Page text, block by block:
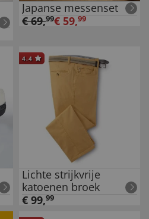
Japanse messenset
€69,99€ 59,99
4.4
Lichte strijkvrije
katoenen broek
€ 99,99